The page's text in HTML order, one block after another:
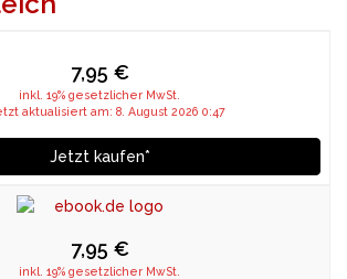
7,95 €
inkl. 19% gesetzlicher MwSt.
aktualisiert am: 8. August 2026 0:47
Jetzt kaufen*
7,95 €
inkl. 19% gesetzlicher MwSt.